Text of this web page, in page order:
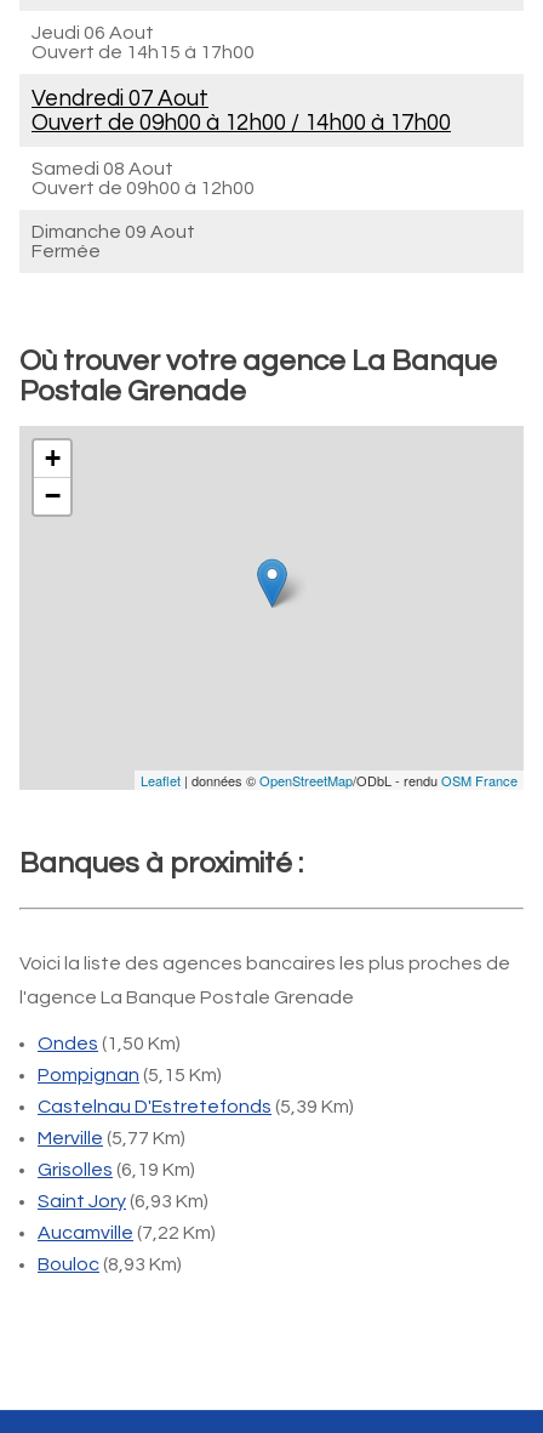
Jeudi 06 Aout
Ouvert de 14h15 à 17h00
Vendredi 07 Aout
Ouvert de 09h00 à 12h00 / 14h00 à 17h00
Samedi 08 Aout
Ouvert de 09h00 à 12h00
Dimanche 09 Aout
Fermée
Où trouver votre agence La Banque
Postale Grenade
+
−
Leaflet | données ©OpenStreetMap/ODbL - renduOSM France
Banques à proximité :
Voici la liste des agences bancaires les plus proches de
l'agence La Banque Postale Grenade
Ondes (1,50 Km)
Pompignan (5,15 Km)
Castelnau D'Estretefonds (5,39 Km)
Merville (5,77 Km)
Grisolles (6,19 Km)
Saint Jory(6,93 Km)
Aucamville (7,22 Km)
Bouloc(8,93 Km)